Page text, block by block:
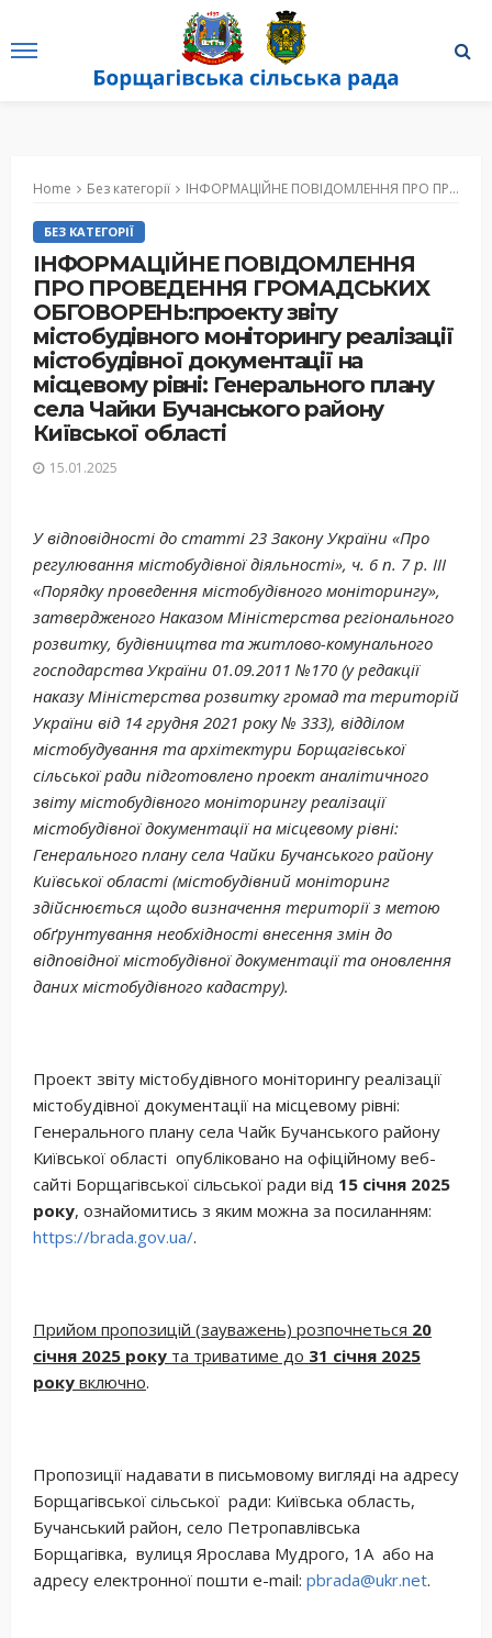
Home Без категорії ІНФОРМАЦІЙНЕ ПОВІДОМЛЕННЯ ПРО ПРОВЕДЕННЯ ГРОМАДСЬКИХ ОБГОВОРЕНЬ:проекту звіту містобудівного моніторингу реалізації містобудівної документації на місцевому рівні: Генерального плану села Чайки Бучанського району Київської області
БЕЗ КАТЕГОРІЇ
ІНФОРМАЦІЙНЕ ПОВІДОМЛЕННЯ
ПРО ПРОВЕДЕННЯ ГРОМАДСЬКИХ
ОБГОВОРЕНЬ:проекту звіту
містобудівного моніторингу реалізації
містобудівної документації на
місцевому рівні: Генерального плану
села Чайки Бучанського району
Київської області
15.01.2025
У відповідності до статті 23 Закону України «Про
регулювання містобудівної діяльності», ч. 6 п. 7 р. III
«Порядку проведення містобудівного моніторингу»,
затвердженого Наказом Міністерства регіонального
розвитку, будівництва та житлово-комунального
господарства України 01.09.2011 №170 (у редакції
наказу Міністерства розвитку громад та територій
України від 14 грудня 2021 року № 333), відділом
містобудування та архітектури Борщагівської
сільської ради підготовлено проект аналітичного
звіту містобудівного моніторингу реалізації
містобудівної документації на місцевому рівні:
Генерального плану села Чайки Бучанського району
Київської області (містобудівний моніторинг
здійснюється щодо визначення території з метою
обґрунтування необхідності внесення змін до
відповідної містобудівної документації та оновлення
даних містобудівного кадастру).
Проект звіту містобудівного моніторингу реалізації
містобудівної документації на місцевому рівні:
Генерального плану села Чайк Бучанського району
Київської області опубліковано на офіційному веб-
сайті Борщагівської сільської ради від 15 січня 2025
року, ознайомитись з яким можна за посиланням:
https://brada.gov.ua/.
Прийом пропозицій (зауважень) розпочнеться 20
січня 2025 року та триватиме до 31 січня 2025
року включно.
Пропозиції надавати в письмовому вигляді на адресу
Борщагівської сільської ради: Київська область,
Бучанський район, село Петропавлівська
Борщагівка, вулиця Ярослава Мудрого, 1А або на
адресу електронної пошти e-mail: pbrada@ukr.net.